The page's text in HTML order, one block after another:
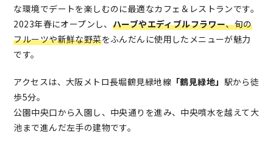
な環境でデートを楽しむのに最適なカフェ＆レストランです。
2023年春にオープンし、 ハーブやエディブルフラワー、旬の
フルーツや新鮮な野菜をふんだんに使用したメニューが魅力
です。
アクセスは、大阪メトロ長堀鶴見緑地線「鶴見緑地」 駅から徒
歩5分。
公園中央口から入園し、中央通りを進み、中央噴水を越えて大
池まで進んだ左手の建物です。